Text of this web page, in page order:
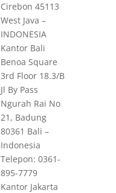
Cirebon 45113
West Java –
INDONESIA
Kantor Bali
Benoa Square
3rd Floor 18.3/B
Jl By Pass
Ngurah Rai No
21, Badung
80361 Bali –
Indonesia
Telepon: 0361-
895-7779
Kantor Jakarta